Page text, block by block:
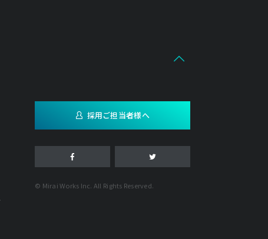
採用ご担当者様へ
© Mirai Works Inc. All Rights Reserved.